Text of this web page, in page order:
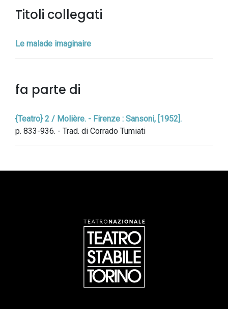
Titoli collegati
Le malade imaginaire
fa parte di
{Teatro} 2 / Molière. - Firenze : Sansoni, [1952].
p. 833-936. - Trad. di Corrado Tumiati